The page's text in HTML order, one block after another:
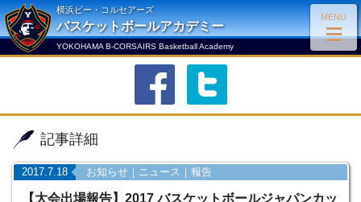
横浜ビー・コルセアーズ
バスケットボールアカデミー
YOKOHAMA B-CORSAIRS Basketball Academy
facebooktwitter
MENU
≡
記事詳細
2017.7.18 お知らせ ｜ ニュース ｜報告
【大会出場報告】2017 バスケットボールジャパンカッ